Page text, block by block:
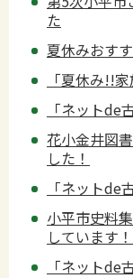
た
夏休みおす
「夏休み!!
「ネットde
花小金井図
した！
「ネットde
小平市史料
しています！
「ネットde